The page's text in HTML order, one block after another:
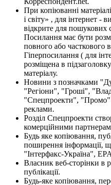
При копіюванні
і світу» , для інтернет -
відкрите для пошукових
Посилання має бути
повного або часткового
Гіперпосилання ( для
розміщена в
матеріалу.
Новини з позначками
"Регіони", "Гроші",
"Спецпроекти", "Промо"
реклами.
Розділ Спецпроекти
комерційними
Будь яке копіювання,
поширення інформації,
"Інтерфакс-Україна",
Власник веб-сторінки в
публікації.
Будь-яке копіювання,